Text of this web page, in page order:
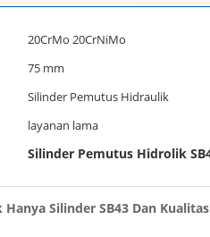
20CrMo 20CrNiMo
75 mm
Silinder Pemutus Hidraulik
layanan lama
Silinder Pemutus Hidrolik
Silinder SB43 Dan